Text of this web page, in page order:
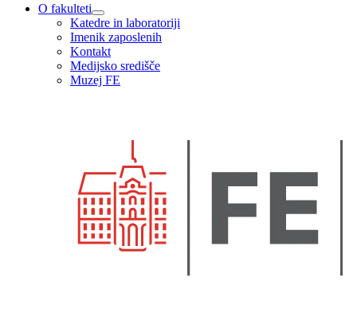
O fakulteti
Katedre in laboratoriji
Imenik zaposlenih
Kontakt
Medijsko središče
Muzej FE